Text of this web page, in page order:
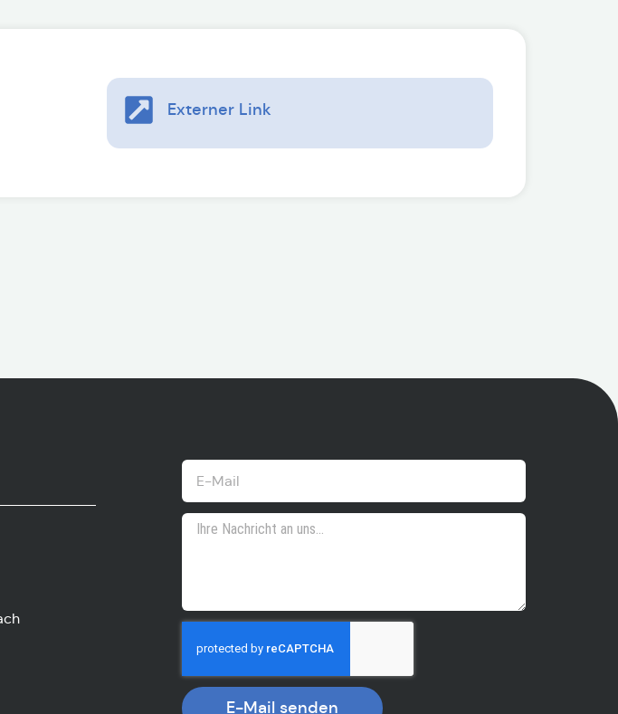
Externer Link
E-Mail senden